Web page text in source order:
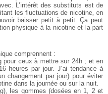
L’intérêt des substituts est de
les fluctuations de nicotine, en
baisser petit à petit. Ça peut
physique à la nicotine et la part
comprennent :
pour ceux à mettre sur 24h ; et en
heures par jour. J’ai tendance à
changement par jour) pour éviter
dans la journée ou sur la nuit.
les gommes (dosées en 1, 2 et